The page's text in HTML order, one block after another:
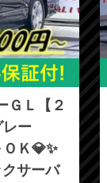
Ｌ【２
ー
Ｋ💎✨
サーバ